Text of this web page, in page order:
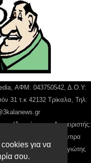
για να
σου.
ΑΦΜ: 043750542, Δ.Ο.Υ:
31 τ.κ 42132 Τρίκαλα, Τηλ:
και Διαχειριστής:
Βασιλική, Διευθύντιρα
domain name Παναγιώτης